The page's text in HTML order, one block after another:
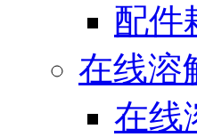
配件
在线溶
在线